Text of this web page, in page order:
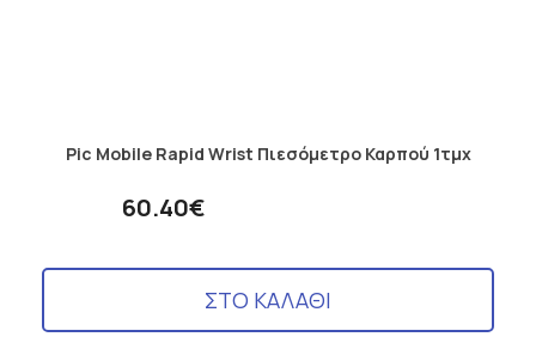
Pic Mobile Rapid Wrist Πιεσόμετρο Καρπού 1τμχ
60.40€
ΣΤΟ ΚΑΛΑΘΙ